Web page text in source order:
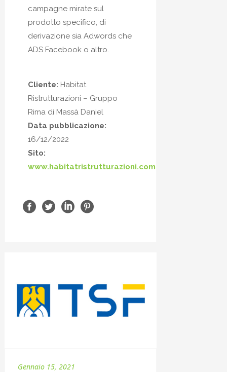
campagne mirate sul
prodotto specifico, di
derivazione sia Adwords che
ADS Facebook o altro.
Cliente: Habitat
Ristrutturazioni – Gruppo
Rima di Massà Daniel
Data pubblicazione:
16/12/2022
Sito:
www.habitatristrutturazioni.com
Gennaio 15, 2021